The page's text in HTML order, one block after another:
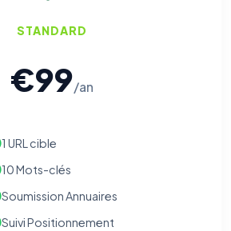
STANDARD
€99/an
1 URL cible
10 Mots-clés
Soumission Annuaires
Suivi Positionnement